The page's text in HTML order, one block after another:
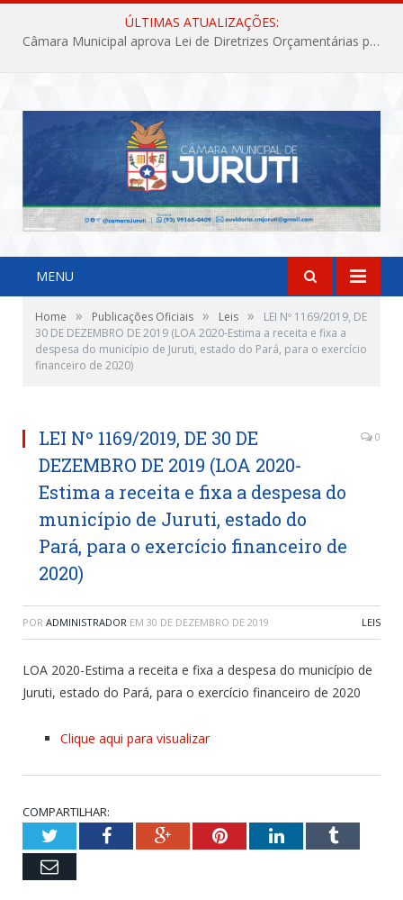
ÚLTIMAS ATUALIZAÇÕES:
Câmara Municipal aprova Lei de Diretrizes Orçamentárias para o exercício financeiro de 2027
MENU
Home » Publicações Oficiais » Leis »
LEI Nº 1169/2019, DE
30 DE DEZEMBRO DE 2019 (LOA 2020-Estima a receita e fixa a
despesa do município de Juruti, estado do Pará, para o exercício
financeiro de 2020)
LEI Nº 1169/2019, DE 30 DE
DEZEMBRO DE 2019 (LOA 2020-
Estima a receita e fixa a despesa do
município de Juruti, estado do
Pará, para o exercício financeiro de
2020)
0
POR ADMINISTRADOR EM 30 DE DEZEMBRO DE 2019 LEIS
LOA 2020-Estima a receita e fixa a despesa do município de
Juruti, estado do Pará, para o exercício financeiro de 2020
Clique aqui para visualizar
COMPARTILHAR:
TwitterFacebookGoogle+PinterestLinkedInTumblr
Email